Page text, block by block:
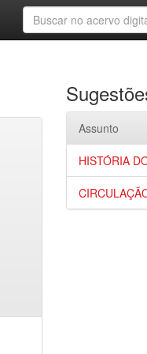
Assunto
HISTÓRIA